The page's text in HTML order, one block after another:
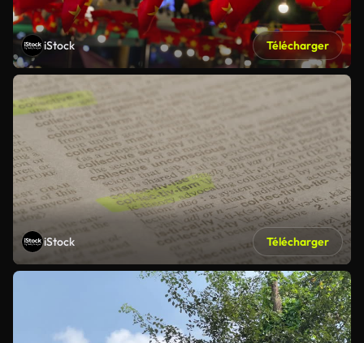
iStock Télécharger
iStock Télécharger